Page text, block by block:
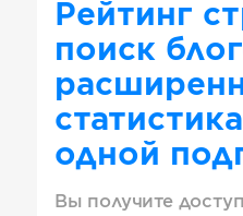
Рейтинг
поиск
одной
Вы получите